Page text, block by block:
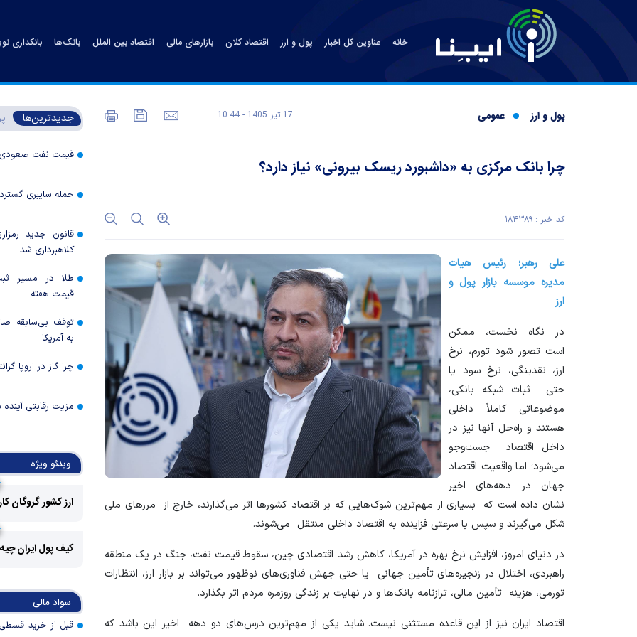
خانه عناوین کل اخبار پول و ارز اقتصاد کلان بازارهای مالی اقتصاد بین الملل بانک‌ها بانکداری
پول و ارز عمومی 17 تير 1405 - 10:44
چرا بانک مرکزی به «داشبورد ریسک بیرونی» نیاز دارد؟
کد خبر : ۱۸۴۳۸۹
علی رهبر؛
رئیس هیات
مدیره موسسه بازار پول و
ارز
در نگاه نخست، ممکن
است تصور شود تورم، نرخ
ارز، نقدینگی، نرخ سود یا
حتی ثبات شبکه بانکی،
موضوعاتی کاملاً داخلی
هستند و راه‌حل آنها نیز در
داخل اقتصاد جست‌و‌جو
می‌شود؛ اما واقعیت اقتصاد
جهان در دهه‌های اخیر
نشان داده است که بسیاری از مهم‌ترین شوک‌هایی که بر اقتصاد کشور‌ها اثر می‌گذارند، خارج از مرز‌های ملی
شکل می‌گیرند و سپس با سرعتی فزاینده به اقتصاد داخلی منتقل می‌شوند.
در دنیای امروز، افزایش نرخ بهره در آمریکا، کاهش رشد اقتصادی چین، سقوط قیمت نفت، جنگ در یک منطقه
راهبردی، اختلال در زنجیره‌های تأمین جهانی یا حتی جهش فناوری‌های نوظهور می‌تواند بر بازار ارز، انتظارات
تورمی، هزینه تأمین مالی، ترازنامه بانک‌ها و در نهایت بر زندگی روزمره مردم اثر بگذارد.
اقتصاد ایران نیز از این قاعده مستثنی نیست. شاید یکی از مهم‌ترین درس‌های دو دهه اخیر این باشد که
جدیدترین‌ها
قیمت نفت صعودی
حمله سایبری
قانون جدید
کلاهبرداری شد
طلا در مسیر
قیمت هفته
توقف بی‌سابقه
به آمریکا
چرا گاز در اروپا
مزیت رقابتی
امنیت دریایی به
کدام گروه‌های
رویه جدید ارز
جزئیات
تسعیر ارز واردات
ناشی از جنگ ایران
طلا در محاصره
ویدئو ویژه
ارز کشور گروگان
کیف پول ایران
سواد مالی